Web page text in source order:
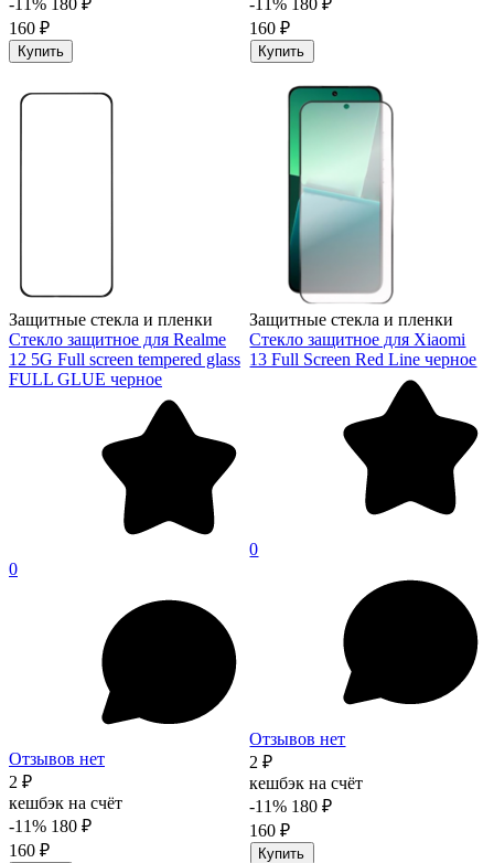
160 ₽
Купить
160 ₽
Купить
Защитные стекла и пленки
Стекло защитное для Realme
12 5G Full screen tempered glass
FULL GLUE черное
0
Отзывов нет
2 ₽
кешбэк на счёт
-11% 180 ₽
160 ₽
Защитные стекла и пленки
Стекло защитное для Xiaomi
13 Full Screen Red Line черное
0
Отзывов нет
2 ₽
кешбэк на счёт
-11% 180 ₽
160 ₽
Купить